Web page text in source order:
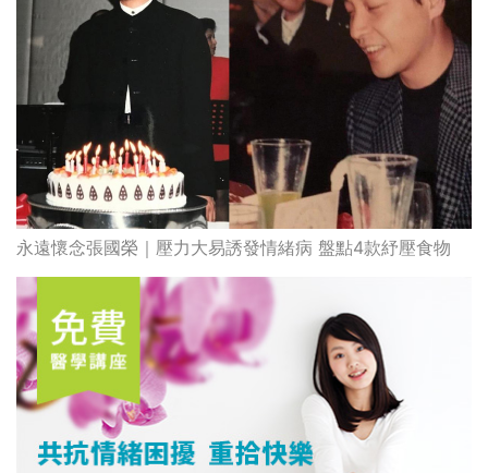
永遠懷念張國榮｜壓力大易誘發情緒病 盤點4款紓壓食物